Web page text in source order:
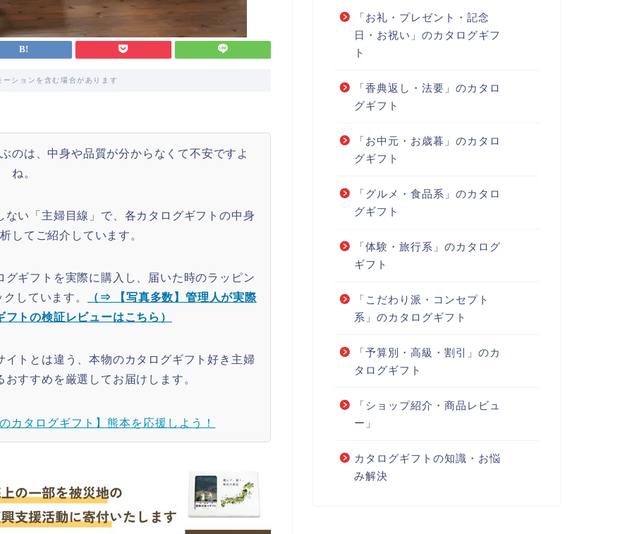
ーションを含む場合があります
のは、中身や品質が分からなくて不安ですよ
ね。
い「主婦目線」で、各カタログギフトの中身
してご紹介しています。
ギフトを実際に購入し、届いた時のラッピン
しています。
（⇒ 【写真多数】管理人が実際
トの検証レビューはこちら）
トとは違う、本物のカタログギフト好き主婦
すすめを厳選してお届けします。
カタログギフト】熊本を応援しよう！
「お礼・プレゼント・記念
日・お祝い」のカタログギフ
ト
「香典返し・法要」のカタロ
グギフト
「お中元・お歳暮」のカタロ
グギフト
「グルメ・食品系」のカタロ
グギフト
「体験・旅行系」のカタログ
ギフト
「こだわり派・コンセプト
系」のカタログギフト
「予算別・高級・割引」のカ
タログギフト
「ショップ紹介・商品レビュ
ー」
カタログギフトの知識・お悩
み解決